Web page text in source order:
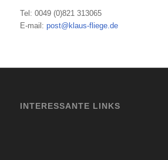
Tel: 0049 (0)821 313065
E-mail: post@klaus-fliege.de
INTERESSANTE LINKS